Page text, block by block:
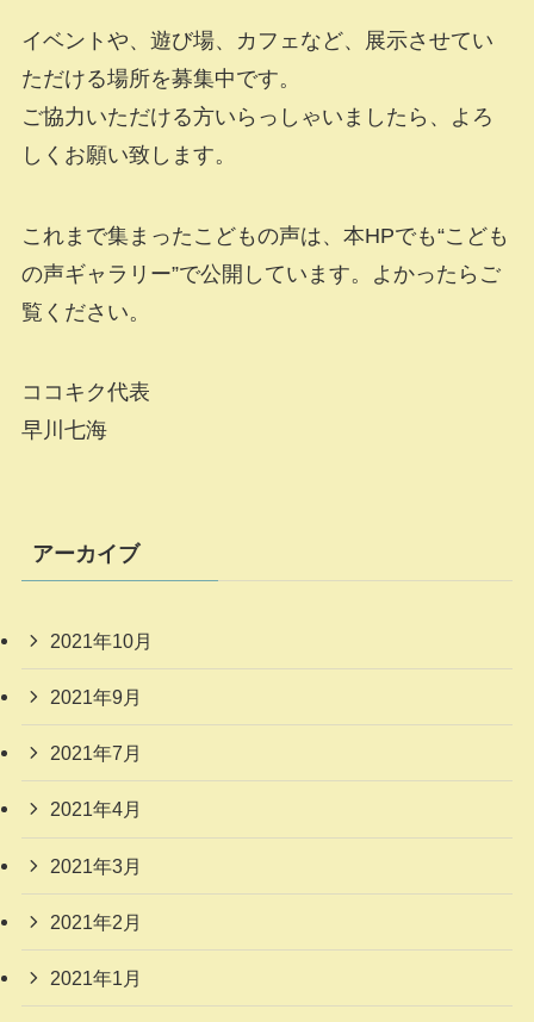
イベントや、遊び場、カフェなど、展示させてい
ただける場所を募集中です。
ご協力いただける方いらっしゃいましたら、よろ
しくお願い致します。
これまで集まったこどもの声は、本HPでも“こども
の声ギャラリー”で公開しています。よかったらご
覧ください。
ココキク代表
早川七海
アーカイブ
2021年10月
2021年9月
2021年7月
2021年4月
2021年3月
2021年2月
2021年1月